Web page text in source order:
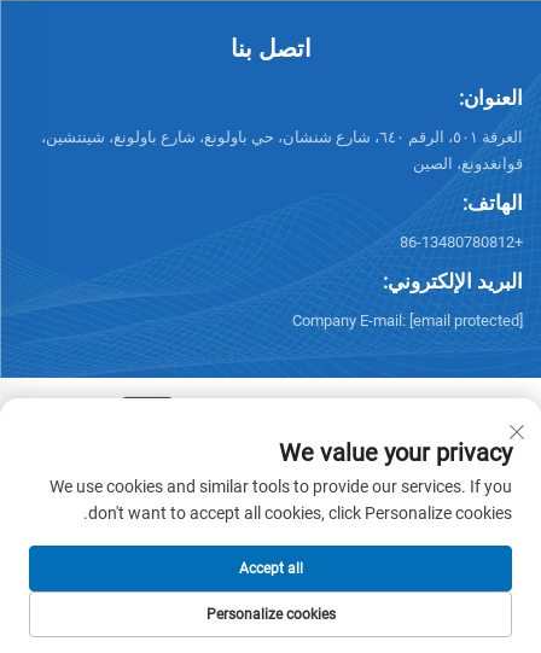
اتصل بنا
العنوان:
الغرفة ٥٠١، الرقم ٦٤٠، شارع شنشان، حي باولونغ، شارع باولونغ، شينتشين،
قوانغدونغ، الصين
الهاتف:
+86-13480780812
البريد الإلكتروني:
Company E-mail: [email protected]
حقوق الطبع والنشر © ٢٠٢٦ شركة تشيسونغ لتكنولوجيا الذكاء (شينتشين)
المحدودة. جميع الحقوق محفوظة. -سياسة الخصوصية
We value your privacy
We use cookies and similar tools to provide our services. If you
don't want to accept all cookies, click Personalize cookies.
Personalize cookies
Accept all